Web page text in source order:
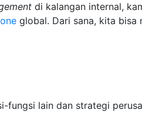
di kalangan internal,
global. Dari sana, kita bisa
lain dan strategi